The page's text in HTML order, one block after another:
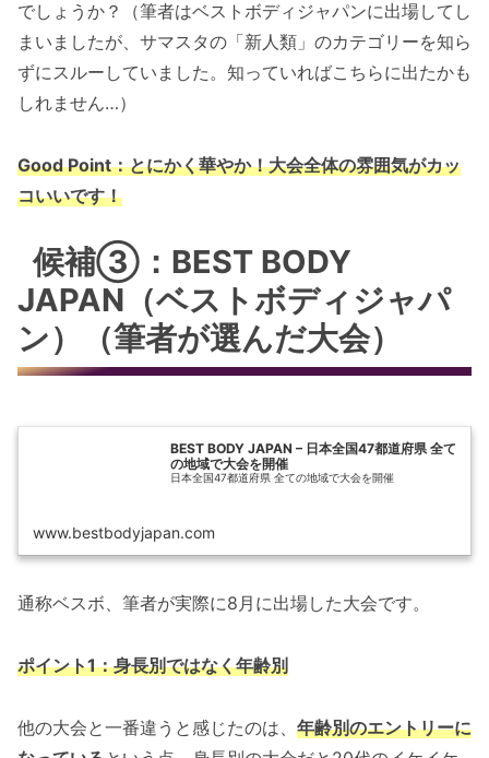
でしょうか？（筆者はベストボディジャパンに出場してし
まいましたが、サマスタの「新人類」のカテゴリーを知ら
ずにスルーしていました。知っていればこちらに出たかも
しれません…）
Good Point：とにかく華やか！大会全体の雰囲気がカッ
コいいです！
候補③：BEST BODY
JAPAN（ベストボディジャパ
ン）（筆者が選んだ大会）
BEST BODY JAPAN – 日本全国47都道府県 全て
の地域で大会を開催
日本全国47都道府県 全ての地域で大会を開催
www.bestbodyjapan.com
通称ベスボ、筆者が実際に8月に出場した大会です。
ポイント1：身長別ではなく年齢別
他の大会と一番違うと感じたのは、 年齢別のエントリーに